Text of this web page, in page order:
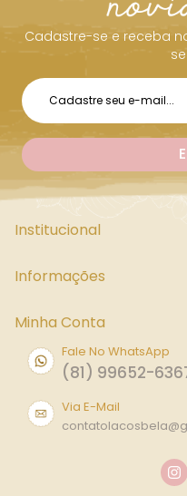
Cadastre-se e receba
Institucional
Informações
Minha Conta
Fale No WhatsApp
(81) 99652-
Via E-Mail